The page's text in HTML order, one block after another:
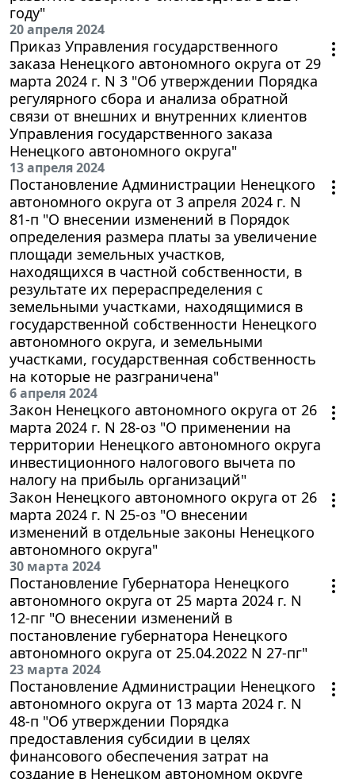
году"
20 апреля 2024
Приказ Управления государственного
заказа Ненецкого автономного округа от 29
марта 2024 г. N 3 "Об утверждении Порядка
регулярного сбора и анализа обратной
связи от внешних и внутренних клиентов
Управления государственного заказа
Ненецкого автономного округа"
13 апреля 2024
Постановление Администрации Ненецкого
автономного округа от 3 апреля 2024 г. N
81-п "О внесении изменений в Порядок
определения размера платы за увеличение
площади земельных участков,
находящихся в частной собственности, в
результате их перераспределения с
земельными участками, находящимися в
государственной собственности Ненецкого
автономного округа, и земельными
участками, государственная собственность
на которые не разграничена"
6 апреля 2024
Закон Ненецкого автономного округа от 26
марта 2024 г. N 28-оз "О применении на
территории Ненецкого автономного округа
инвестиционного налогового вычета по
налогу на прибыль организаций"
Закон Ненецкого автономного округа от 26
марта 2024 г. N 25-оз "О внесении
изменений в отдельные законы Ненецкого
автономного округа"
30 марта 2024
Постановление Губернатора Ненецкого
автономного округа от 25 марта 2024 г. N
12-пг "О внесении изменений в
постановление губернатора Ненецкого
автономного округа от 25.04.2022 N 27-пг"
23 марта 2024
Постановление Администрации Ненецкого
автономного округа от 13 марта 2024 г. N
48-п "Об утверждении Порядка
предоставления субсидии в целях
финансового обеспечения затрат на
создание в Ненецком автономном округе